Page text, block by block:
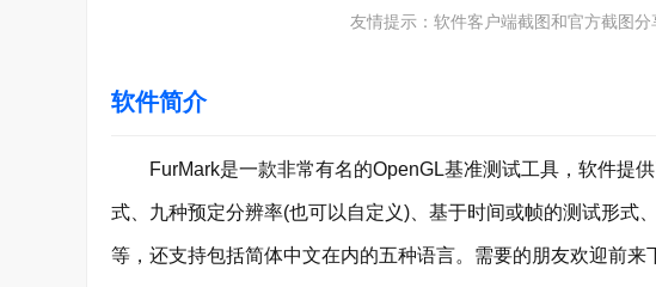
友情提示：软件客户端截图和官方截图
软件简介
FurMark是一款非常有名的OpenGL基准测试工具，软件提供
式、九种预定分辨率(也可以自定义)、基于时间或帧的测试形式
等，还支持包括简体中文在内的五种语言。需要的朋友欢迎前来